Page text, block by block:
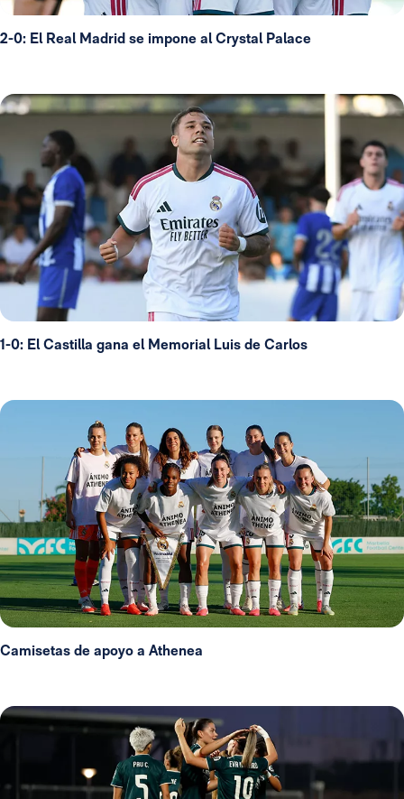
2-0: El Real Madrid se impone al Crystal Palace
1-0: El Castilla gana el Memorial Luis de Carlos
Camisetas de apoyo a Athenea